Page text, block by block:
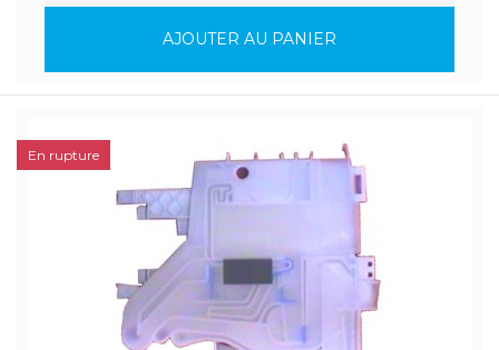
AJOUTER AU PANIER
En rupture